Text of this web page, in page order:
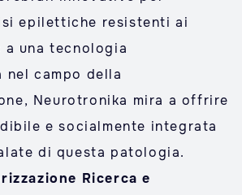
epilettiche resistenti ai
a una tecnologia
nel campo della
Neurotronika mira a offrire
e socialmente integrata
di questa patologia.
Ricerca e